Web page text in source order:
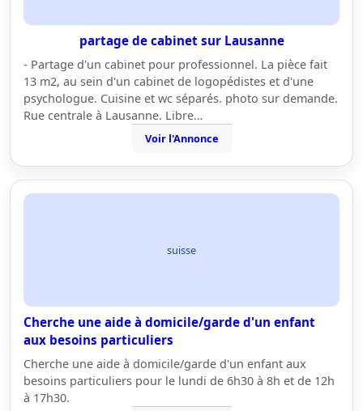
partage de cabinet sur Lausanne
- Partage d'un cabinet pour professionnel. La pièce fait
13 m2, au sein d'un cabinet de logopédistes et d'une
psychologue. Cuisine et wc séparés. photo sur demande.
Rue centrale à Lausanne. Libre…
Voir l'Annonce
suisse
Cherche une aide à domicile/garde d'un enfant
aux besoins particuliers
Cherche une aide à domicile/garde d'un enfant aux
besoins particuliers pour le lundi de 6h30 à 8h et de 12h
à 17h30.